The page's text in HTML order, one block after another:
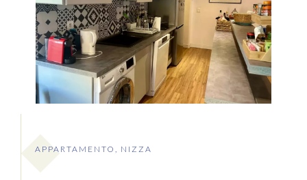
APPARTAMENTO, NIZZA